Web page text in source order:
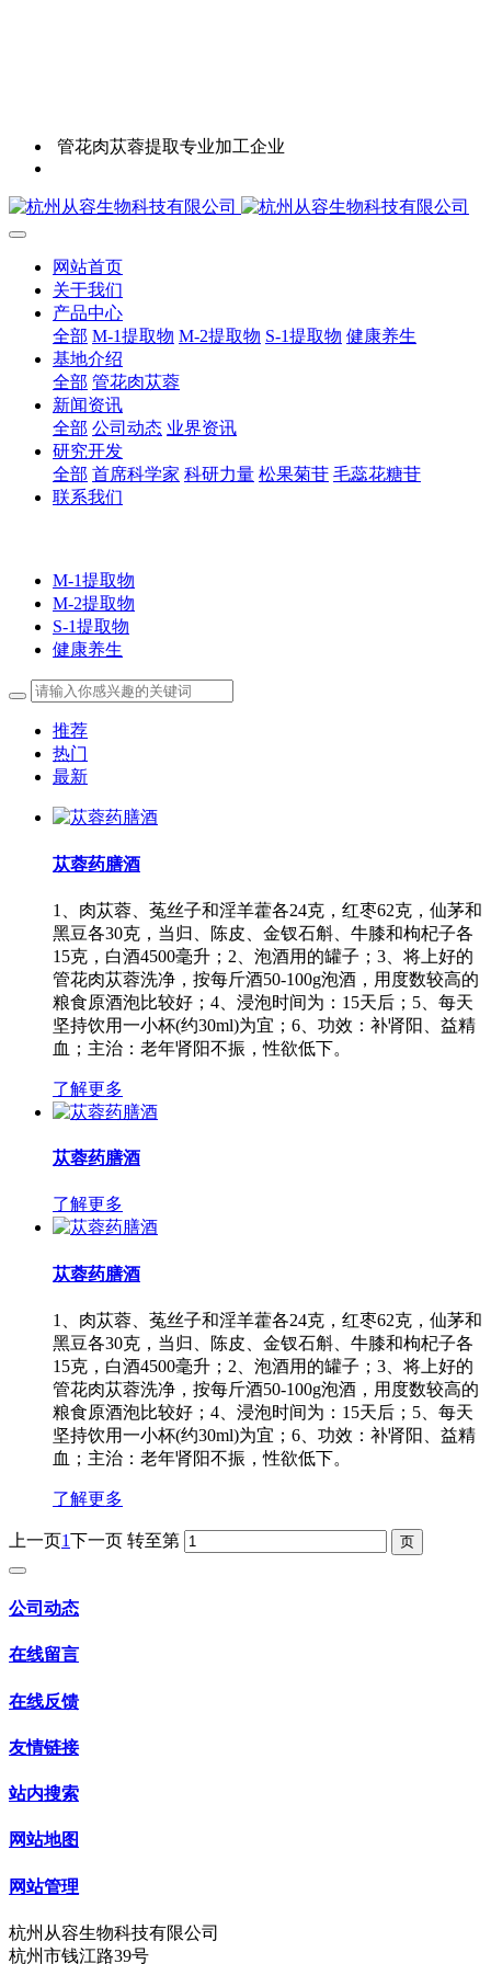
管花肉苁蓉提取专业加工企业
网站首页
关于我们
产品中心
全部 M-1提取物 M-2提取物 S-1提取物 健康养生
基地介绍
全部 管花肉苁蓉
新闻资讯
全部 公司动态 业界资讯
研究开发
全部 首席科学家 科研力量 松果菊苷 毛蕊花糖苷
联系我们
M-1提取物
M-2提取物
S-1提取物
健康养生
推荐
热门
最新
苁蓉药膳酒
1、肉苁蓉、菟丝子和淫羊藿各24克，红枣62克，仙茅和
黑豆各30克，当归、陈皮、金钗石斛、牛膝和枸杞子各
15克，白酒4500毫升；2、泡酒用的罐子；3、将上好的
管花肉苁蓉洗净，按每斤酒50-100g泡酒，用度数较高的
粮食原酒泡比较好；4、浸泡时间为：15天后；5、每天
坚持饮用一小杯(约30ml)为宜；6、功效：补肾阳、益精
血；主治：老年肾阳不振，性欲低下。
了解更多
苁蓉药膳酒
了解更多
苁蓉药膳酒
1、肉苁蓉、菟丝子和淫羊藿各24克，红枣62克，仙茅和
黑豆各30克，当归、陈皮、金钗石斛、牛膝和枸杞子各
15克，白酒4500毫升；2、泡酒用的罐子；3、将上好的
管花肉苁蓉洗净，按每斤酒50-100g泡酒，用度数较高的
粮食原酒泡比较好；4、浸泡时间为：15天后；5、每天
坚持饮用一小杯(约30ml)为宜；6、功效：补肾阳、益精
血；主治：老年肾阳不振，性欲低下。
了解更多
上一页1下一页 转至第
公司动态
在线留言
在线反馈
友情链接
站内搜索
网站地图
网站管理
杭州从容生物科技有限公司
杭州市钱江路39号